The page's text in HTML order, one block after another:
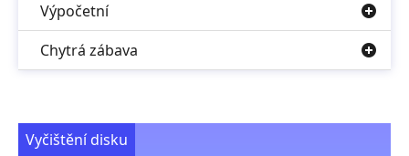
Výpočetní
Chytrá zábava
Vyčištění disku